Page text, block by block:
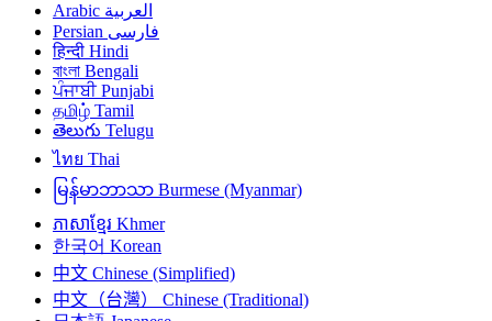
العربية Arabic
فارسی Persian
हिन्दी Hindi
বাংলা Bengali
ਪੰਜਾਬੀ Punjabi
தமிழ் Tamil
తెలుగు Telugu
ไทย Thai
မြန်မာဘာသာ Burmese (Myanmar)
ភាសាខ្មែរ Khmer
한국어 Korean
中文 Chinese (Simplified)
中文（台灣）
Chinese (Traditional)